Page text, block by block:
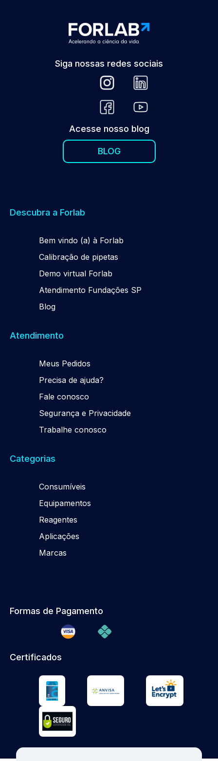
Siga nossas redes sociais
Acesse nosso blog
BLOG
Descubra a Forlab
Bem vindo (a) à Forlab
Calibração de pipetas
Demo virtual Forlab
Atendimento Fundações SP
Blog
Atendimento
Meus Pedidos
Precisa de ajuda?
Fale conosco
Segurança e Privacidade
Trabalhe conosco
Categorias
Consumíveis
Equipamentos
Reagentes
Aplicações
Marcas
Formas de Pagamento
Certificados